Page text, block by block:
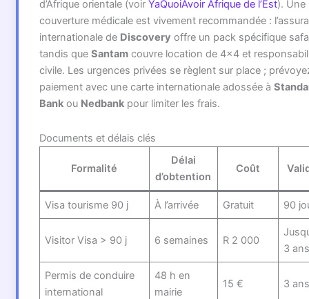
d’Afrique orientale (voir YaQuoiAvoir Afrique de l’Est). Une
couverture médicale est vivement recommandée :
internationale de Discovery offre un pack spécifique
tandis que Santamcouvre location de 4×4 et
civile. Les urgences privées se règlent sur place ;
paiement avec une carte internationale adossée à
Bankou Nedbankpour limiter les frais.
Documents et délais clés
Formalité
Délai
d’obtention
Coût
Visa tourisme 90 j À l’arrivée Gratuit 90
Visitor Visa > 90 j 6 semaines R 2 000
3
Permis de conduire
international
48 h en
mairie
15 € 3